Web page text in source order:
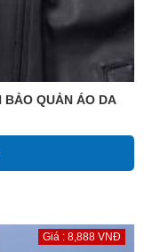
BẢO QUẢN ÁO DA
Giá : 8,888 VNĐ